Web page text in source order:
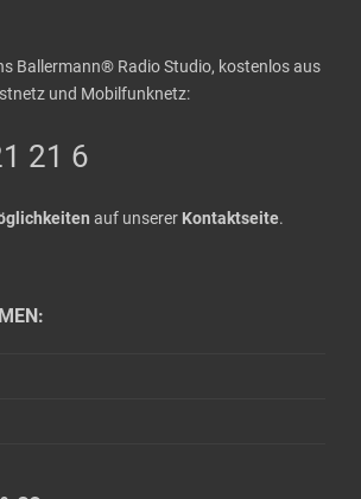
Ballermann® Radio Studio, kostenlos aus
und Mobilfunknetz:
21 6
auf unserer Kontaktseite.